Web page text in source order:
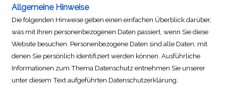
Allgemeine Hinweise
Die folgenden Hinweise geben einen einfachen Überblick darüber,
was mit Ihren personenbezogenen Daten passiert, wenn Sie diese
Website besuchen. Personenbezogene Daten sind alle Daten, mit
denen Sie persönlich identifiziert werden können. Ausführliche
Informationen zum Thema Datenschutz entnehmen Sie unserer
unter diesem Text aufgeführten Datenschutzerklärung.